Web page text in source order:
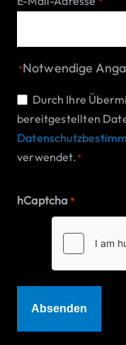
*Notwendige
Einwilligung
*
Durch Ihre
bereitgestellten
verwendet.*
hCaptcha *